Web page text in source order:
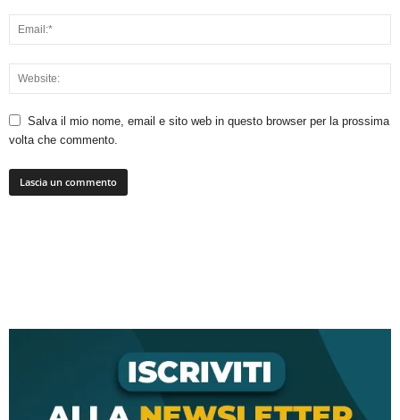
Salva il mio nome, email e sito web in questo browser per la prossima
volta che commento.